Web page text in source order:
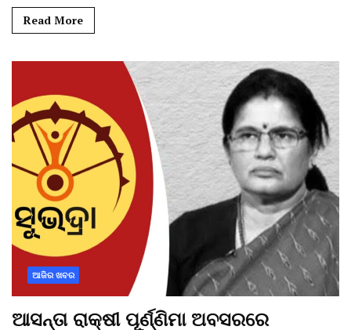
Read More
ଆଜିର ଖବର
ଆସନ୍ତା ରାକ୍ଷୀ ପୂର୍ଣ୍ଣିମା ଅବସରରେ